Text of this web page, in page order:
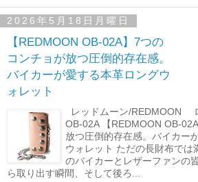
2026年5月18日月曜日
【REDMOON OB-02A】7つの
コンチョが放つ圧倒的存在感。
バイカーが愛する本革ロングウ
ォレット
レッドムーン/REDMOON
OB-02A 【REDMOON OB-
放つ圧倒的存在感。バイカー
ウォレット ただの長財布では
のバイカーとレザーファンの
ら取り出す瞬間、そして後ろ...